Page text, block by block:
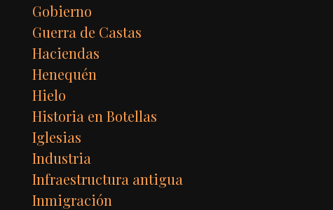
Gobierno
Guerra de Castas
Haciendas
Henequén
Hielo
Historia en Botellas
Iglesias
Industria
Infraestructura antigua
Inmigración